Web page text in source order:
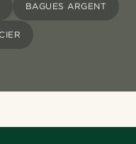
BAGUES ARGENT